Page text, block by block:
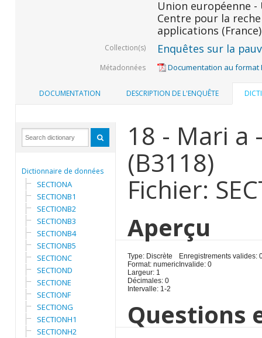
Union européenne -
Centre pour la
applications
Collection(s) Enquêtes sur la
Métadonnées Documentation au format
DOCUMENTATION DESCRIPTION DE L'ENQUÊTE
Dictionnaire de données
SECTIONA
SECTIONB1
SECTIONB2
SECTIONB3
SECTIONB4
SECTIONB5
SECTIONC
SECTIOND
SECTIONE
SECTIONF
SECTIONG
SECTIONH1
SECTIONH2
18 - Mari a
(B3118)
Fichier:
Aperçu
Type: Discrète
Format: numeric
Largeur: 1
Décimales: 0
Intervalle: 1-2
Enregistrements valides:
Invalide: 0
Questions